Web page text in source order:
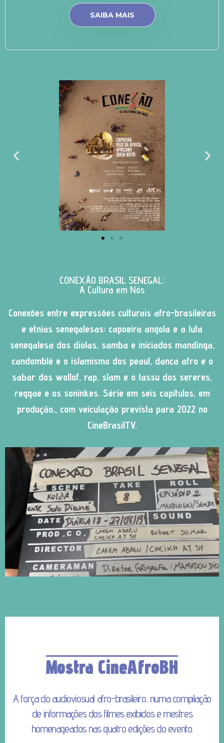
SAIBA MAIS
CONEXÃO BRASIL SENEGAL:
A Cultura em Nós
Conexões entre expressões culturais afro-brasileiras
e etnias senegalesas: capoeira angola e a luta
senegalesa dos diolas, samba e iniciados mandinga,
candomblé e o islamismo dos peaul, danca afro e o
sabar dos wollof, rap, slam e o tassu dos sereres,
reggae e os soninkes. Série em seis capítulos, em
produção., com veiculação prevista para 2022 no
CineBrasilTV.
Mostra CineAfroBH
A força do audioviosual afro-brasileiro, numa compilação
de informações dos filmes exibidos e mestres
homenageados nas quatro edições do evento.